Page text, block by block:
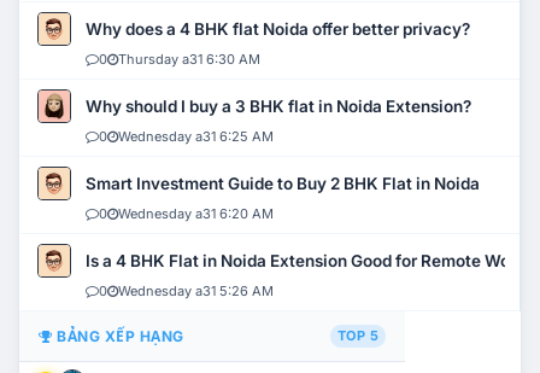
Why does a 4 BHK flat Noida offer better privacy?
0 Thursday a31 6:30 AM
Why should I buy a 3 BHK flat in Noida Extension?
0 Wednesday a31 6:25 AM
Smart Investment Guide to Buy 2 BHK Flat in Noida
0 Wednesday a31 6:20 AM
Is a 4 BHK Flat in Noida Extension Good for Remote Work?
0 Wednesday a31 5:26 AM
BẢNG XẾP HẠNG TOP 5